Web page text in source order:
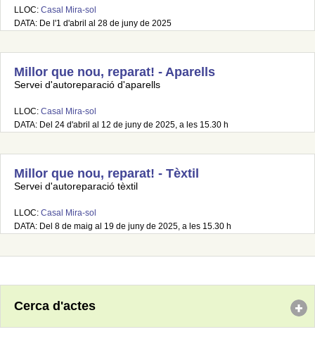
LLOC: Casal Mira-sol
DATA: De l'1 d'abril al 28 de juny de 2025
Millor que nou, reparat! - Aparells
Servei d'autoreparació d'aparells
LLOC: Casal Mira-sol
DATA: Del 24 d'abril al 12 de juny de 2025, a les 15.30 h
Millor que nou, reparat! - Tèxtil
Servei d'autoreparació tèxtil
LLOC: Casal Mira-sol
DATA: Del 8 de maig al 19 de juny de 2025, a les 15.30 h
Cerca d'actes